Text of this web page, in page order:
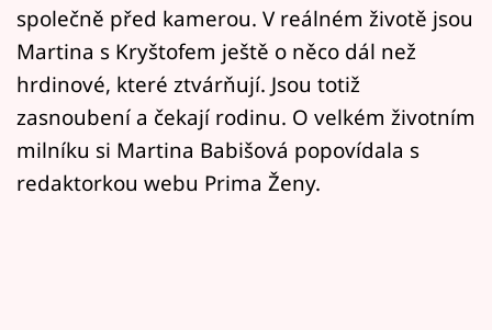
Mámy sobě
Přihlášení
společně před kamerou. V reálném životě jsou
Martina s Kryštofem ještě o něco dál než
hrdinové, které ztvárňují. Jsou totiž
zasnoubení a čekají rodinu. O velkém životním
milníku si Martina Babišová popovídala s
redaktorkou webu Prima Ženy.